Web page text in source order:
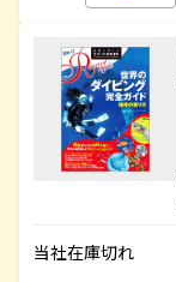
当社在庫切れ